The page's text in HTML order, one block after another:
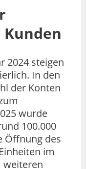
2024 steigen
In den
der Konten
wurde
100.000
Öffnung des
im
weiteren